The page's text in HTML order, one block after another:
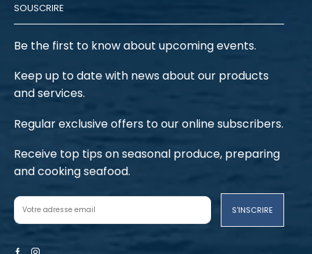
SOUSCRIRE
Be the first to know about upcoming events.
Keep up to date with news about our products
and services.
Regular exclusive offers to our online subscribers.
Receive top tips on seasonal produce, preparing
and cooking seafood.